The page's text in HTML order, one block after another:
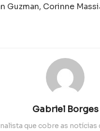
Guzman, Corinne
Gabriel Borges
que cobre as notícias